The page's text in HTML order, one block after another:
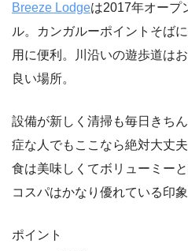
Breeze Lodgeは2017年オープ
ル。カンガルーポイントそば
用に便利。川沿いの遊歩道は
良い場所。
設備が新しく清掃も毎日きち
症な人でもここなら絶対大丈
食は美味しくてボリューミー
コスパはかなり優れている印象
ポイント